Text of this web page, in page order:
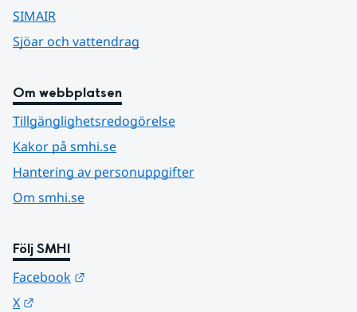
SIMAIR
Sjöar och vattendrag
Om webbplatsen
Tillgänglighetsredogörelse
Kakor på smhi.se
Hantering av personuppgifter
Om smhi.se
Följ SMHI
Facebook
X